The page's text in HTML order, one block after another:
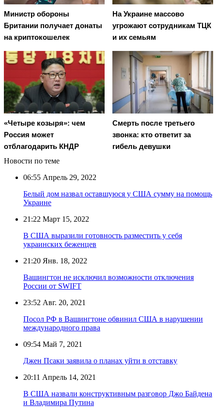
Министр обороны
Британии получает донаты
на криптокошелек
На Украине массово
угрожают сотрудникам ТЦК
и их семьям
«Четыре козыря»: чем
Россия может
отблагодарить КНДР
Смерть после третьего
звонка: кто ответит за
гибель девушки
Новости по теме
06:55 Апрель 29, 2022
Белый дом назвал оставшуюся у США сумму на помощь
Украине
21:22 Март 15, 2022
В США выразили готовность разместить у себя
украинских беженцев
21:20 Янв. 18, 2022
Вашингтон не исключил возможности отключения
России от SWIFT
23:52 Авг. 20, 2021
Посол РФ в Вашингтоне обвинил США в нарушении
международного права
09:54 Май 7, 2021
Джен Псаки заявила о планах уйти в отставку
20:11 Апрель 14, 2021
В США назвали конструктивным разговор Джо Байдена
и Владимира Путина